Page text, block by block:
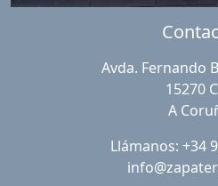
Avda. Fernando
15270
A
Llámanos: +34